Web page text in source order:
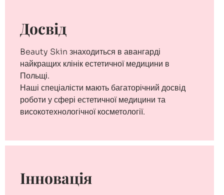
Досвід
Beauty Skin знаходиться в авангарді
найкращих клінік естетичної медицини в
Польщі.
Наші спеціалісти мають багаторічний досвід
роботи у сфері естетичної медицини та
високотехнологічної косметології.
Інновація